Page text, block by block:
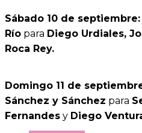
Sábado 10 de septiembre:
Río para Diego Urdiales,
Roca Rey.
Domingo 11 de
Sánchez y Sánchez para
Fernandes y Diego